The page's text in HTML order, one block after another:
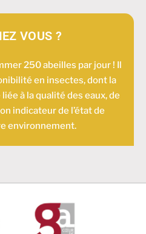
VOUS ?
250 abeilles par jour ! Il
en insectes, dont la
à la qualité des eaux, de
indicateur de l’état de
environnement.